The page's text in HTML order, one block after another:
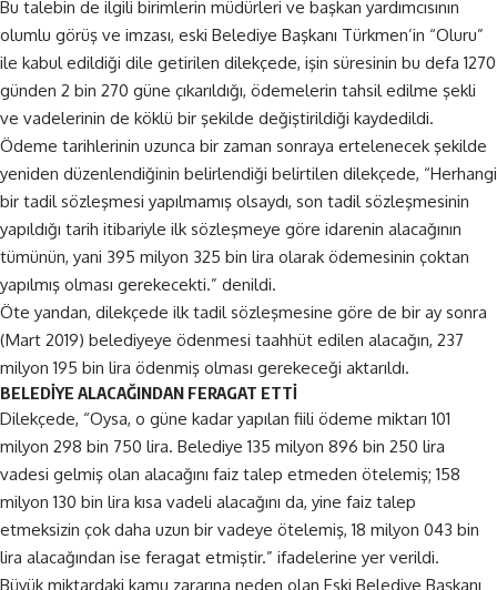
Bu talebin de ilgili birimlerin müdürleri ve başkan yardımcısının
olumlu görüş ve imzası, eski Belediye Başkanı Türkmen’in “Oluru”
ile kabul edildiği dile getirilen dilekçede, işin süresinin bu defa 1270
günden 2 bin 270 güne çıkarıldığı, ödemelerin tahsil edilme şekli
ve vadelerinin de köklü bir şekilde değiştirildiği kaydedildi.
Ödeme tarihlerinin uzunca bir zaman sonraya ertelenecek şekilde
yeniden düzenlendiğinin belirlendiği belirtilen dilekçede, “Herhangi
bir tadil sözleşmesi yapılmamış olsaydı, son tadil sözleşmesinin
yapıldığı tarih itibariyle ilk sözleşmeye göre idarenin alacağının
tümünün, yani 395 milyon 325 bin lira olarak ödemesinin çoktan
yapılmış olması gerekecekti.” denildi.
Öte yandan, dilekçede ilk tadil sözleşmesine göre de bir ay sonra
(Mart 2019) belediyeye ödenmesi taahhüt edilen alacağın, 237
milyon 195 bin lira ödenmiş olması gerekeceği aktarıldı.
BELEDİYE ALACAĞINDAN FERAGAT ETTİ
Dilekçede, “Oysa, o güne kadar yapılan fiili ödeme miktarı 101
milyon 298 bin 750 lira. Belediye 135 milyon 896 bin 250 lira
vadesi gelmiş olan alacağını faiz talep etmeden ötelemiş; 158
milyon 130 bin lira kısa vadeli alacağını da, yine faiz talep
etmeksizin çok daha uzun bir vadeye ötelemiş, 18 milyon 043 bin
lira alacağından ise feragat etmiştir.” ifadelerine yer verildi.
Büyük miktardaki kamu zararına neden olan Eski Belediye Başkanı